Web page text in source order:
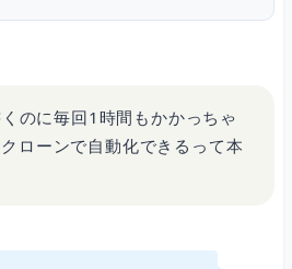
値観をプロンプトに組み込んだ
のに毎回1時間もかかっちゃ
ローンで自動化できるって本